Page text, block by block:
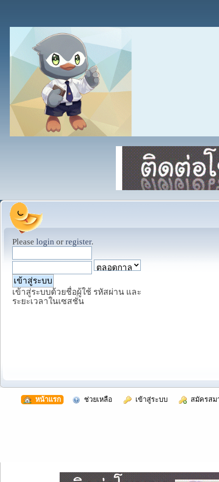
Please login or register.
เข้าสู่ระบบด้วยชื่อผู้ใช้ รหัสผ่าน และ
ระยะเวลาในเซสชั่น
หน้าแรก ช่วยเหลือ เข้าสู่ระบบ สมัครสม